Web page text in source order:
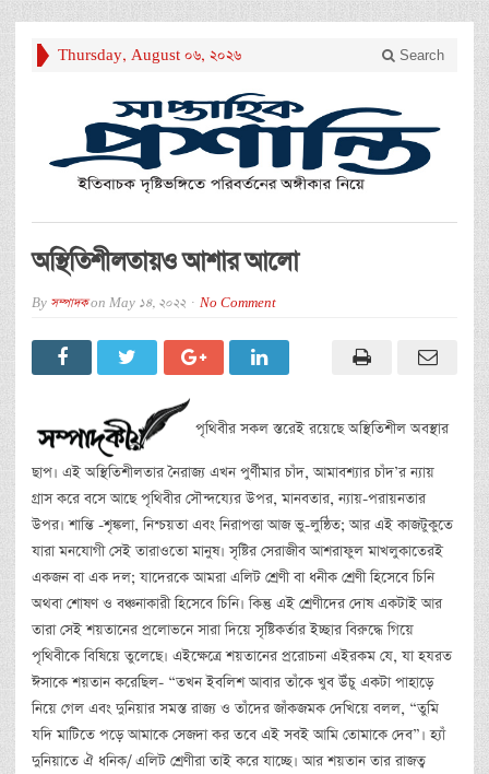
Thursday, August 06, 2026 Search
অস্থিতিশীলতায়ও আশার আলো
By সম্পাদকon May 14, 2022 No Comment
পৃথিবীর সকল স্তরেই রয়েছে অস্থিতিশীল অবস্থার
ছাপ। এই অস্থিতিশীলতার নৈরাজ্য এখন পুর্ণীমার চাঁদ, আমাবশ্যার চাঁদ’র ন্যায়
গ্রাস করে বসে আছে পৃথিবীর সৌন্দয্যের উপর, মানবতার, ন্যায়-পরায়নতার
উপর। শান্তি -শৃঙ্কলা, নিশ্চয়তা এবং নিরাপত্তা আজ ভু-লুন্ঠিত; আর এই কাজটুকুতে
যারা মনযোগী সেই তারাওতো মানুষ। সৃষ্টির সেরাজীব আশরাফুল মাখলুকাতেরই
একজন বা এক দল; যাদেরকে আমরা এলিট শ্রেণী বা ধনীক শ্রেণী হিসেবে চিনি
অথবা শোষণ ও বঞ্চনাকারী হিসেবে চিনি। কিন্তু এই শ্রেণীদের দোষ একটাই আর
তারা সেই শয়তানের প্রলোভনে সারা দিয়ে সৃষ্টিকর্তার ইচ্ছার বিরুদ্ধে গিয়ে
পৃথিবীকে বিষিয়ে তুলেছে। এইক্ষেত্রে শয়তানের প্ররোচনা এইরকম যে, যা হযরত
ঈসাকে শয়তান করেছিল- “তখন ইবলিশ আবার তাঁকে খুব উঁচু একটা পাহাড়ে
নিয়ে গেল এবং দুনিয়ার সমস্ত রাজ্য ও তাঁদের জাঁকজমক দেখিয়ে বলল, “তুমি
যদি মাটিতে পড়ে আমাকে সেজদা কর তবে এই সবই আমি তোমাকে দেব”। হ্যাঁ
দুনিয়াতে ঐ ধনিক/ এলিট শ্রেণীরা তাই করে যাচ্ছে। আর শয়তান তার রাজত্ব